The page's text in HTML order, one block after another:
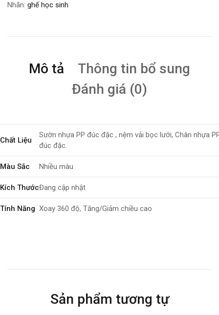
Nhãn: ghế học sinh
Mô tả
Thông tin bổ sung
Đánh giá (0)
Chất Liệu
Sườn nhựa PP đúc đặc , nệm vải bọc lưới, Chân nhựa
đúc đặc.
Màu Sắc Nhiều màu
Kích ThướcĐang cập nhật
Tính Năng Xoay 360 độ, Tăng/Giảm chiều cao
Sản phẩm tương tự